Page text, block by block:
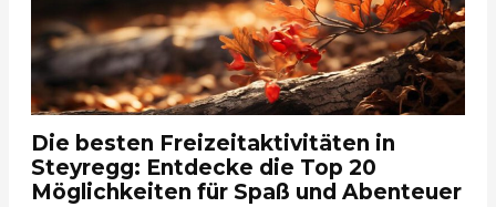
Die besten Freizeitaktivitäten in
Steyregg: Entdecke die Top 20
Möglichkeiten für Spaß und Abenteuer